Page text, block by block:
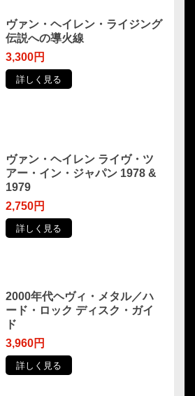
ヴァン・ヘイレン・ライジング
伝説への導火線
3,300円
詳しく見る
ヴァン・ヘイレン ライヴ・ツ
アー・イン・ジャパン 1978 &
1979
2,750円
詳しく見る
2000年代ヘヴィ・メタル／ハ
ード・ロック ディスク・ガイ
ド
3,960円
詳しく見る